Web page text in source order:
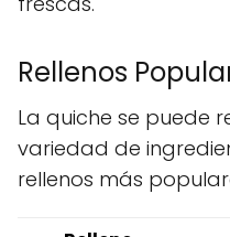
Rellenos
La quiche se puede
variedad de
rellenos más